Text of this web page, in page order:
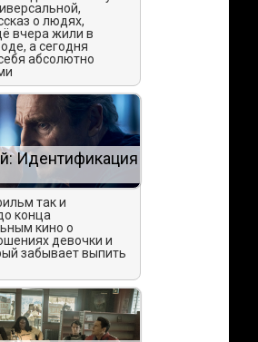
о людях,
вчера жили в
а сегодня
абсолютно
Идентификация
так и
конца
кино о
девочки и
забывает выпить